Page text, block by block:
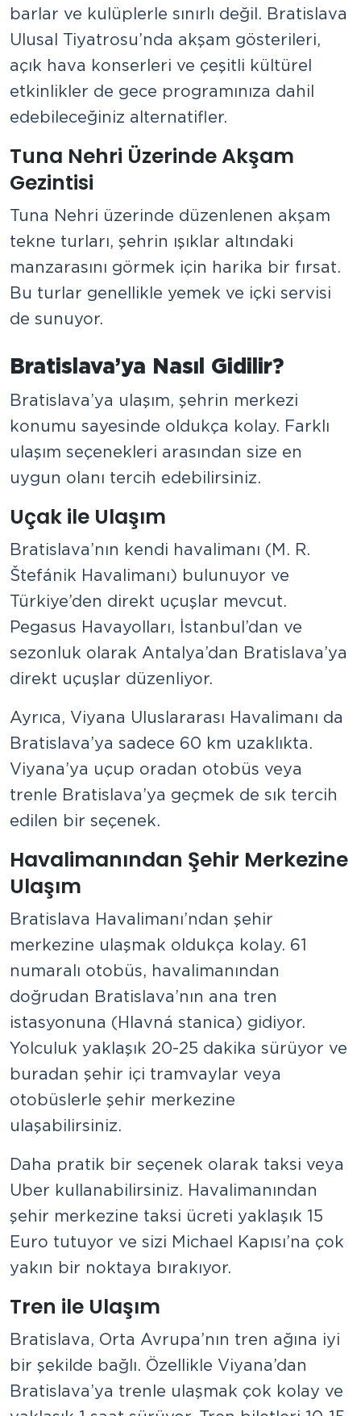
barlar ve kulüplerle sınırlı değil. Bratislava
Ulusal Tiyatrosu’nda akşam gösterileri,
açık hava konserleri ve çeşitli kültürel
etkinlikler de gece programınıza dahil
edebileceğiniz alternatifler.
Tuna Nehri Üzerinde Akşam
Gezintisi
Tuna Nehri üzerinde düzenlenen akşam
tekne turları, şehrin ışıklar altındaki
manzarasını görmek için harika bir fırsat.
Bu turlar genellikle yemek ve içki servisi
de sunuyor.
Bratislava’ya Nasıl Gidilir?
Bratislava’ya ulaşım, şehrin merkezi
konumu sayesinde oldukça kolay. Farklı
ulaşım seçenekleri arasından size en
uygun olanı tercih edebilirsiniz.
Uçak ile Ulaşım
Bratislava’nın kendi havalimanı (M. R.
Štefánik Havalimanı) bulunuyor ve
Türkiye’den direkt uçuşlar mevcut.
Pegasus Havayolları, İstanbul’dan ve
sezonluk olarak Antalya’dan Bratislava’ya
direkt uçuşlar düzenliyor.
Ayrıca, Viyana Uluslararası Havalimanı da
Bratislava’ya sadece 60 km uzaklıkta.
Viyana’ya uçup oradan otobüs veya
trenle Bratislava’ya geçmek de sık tercih
edilen bir seçenek.
Havalimanından Şehir Merkezine
Ulaşım
Bratislava Havalimanı’ndan şehir
merkezine ulaşmak oldukça kolay. 61
numaralı otobüs, havalimanından
doğrudan Bratislava’nın ana tren
istasyonuna (Hlavná stanica) gidiyor.
Yolculuk yaklaşık 20-25 dakika sürüyor ve
buradan şehir içi tramvaylar veya
otobüslerle şehir merkezine
ulaşabilirsiniz.
Daha pratik bir seçenek olarak taksi veya
Uber kullanabilirsiniz. Havalimanından
şehir merkezine taksi ücreti yaklaşık 15
Euro tutuyor ve sizi Michael Kapısı’na çok
yakın bir noktaya bırakıyor.
Tren ile Ulaşım
Bratislava, Orta Avrupa’nın tren ağına iyi
bir şekilde bağlı. Özellikle Viyana’dan
Bratislava’ya trenle ulaşmak çok kolay ve